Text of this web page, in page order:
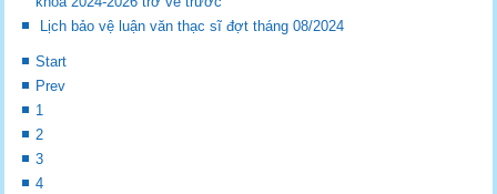
Lịch bảo vệ luận văn thạc sĩ đợt tháng 08/2024
Start
Prev
1
2
3
4